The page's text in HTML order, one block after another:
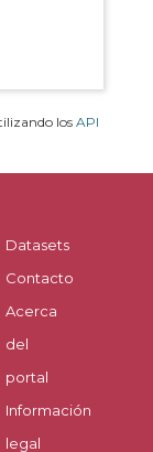
los API
Datasets
Contacto
Acerca
del
portal
Información
legal